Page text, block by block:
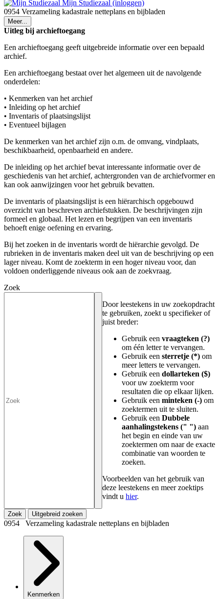
Mijn Studiezaal (inloggen)
0954 Verzameling kadastrale netteplans en bijbladen
Meer...
Uitleg bij archieftoegang
Een archieftoegang geeft uitgebreide informatie over een bepaald
archief.
Een archieftoegang bestaat over het algemeen uit de navolgende
onderdelen:
• Kenmerken van het archief
• Inleiding op het archief
• Inventaris of plaatsingslijst
• Eventueel bijlagen
De kenmerken van het archief zijn o.m. de omvang, vindplaats,
beschikbaarheid, openbaarheid en andere.
De inleiding op het archief bevat interessante informatie over de
geschiedenis van het archief, achtergronden van de archiefvormer en
kan ook aanwijzingen voor het gebruik bevatten.
De inventaris of plaatsingslijst is een hiërarchisch opgebouwd
overzicht van beschreven archiefstukken. De beschrijvingen zijn
formeel en globaal. Het lezen en begrijpen van een inventaris
behoeft enige oefening en ervaring.
Bij het zoeken in de inventaris wordt de hiërarchie gevolgd. De
rubrieken in de inventaris maken deel uit van de beschrijving op een
lager niveau. Komt de zoekterm in een hoger niveau voor, dan
voldoen onderliggende niveaus ook aan de zoekvraag.
Zoek
Door leestekens in uw zoekopdracht
te gebruiken, zoekt u specifieker of
juist breder:
Gebruik een vraagteken (?)
om één letter te vervangen.
Gebruik een sterretje (*) om
meer letters te vervangen.
Gebruik een dollarteken ($)
voor uw zoekterm voor
resultaten die op elkaar lijken.
Gebruik een minteken (-) om
zoektermen uit te sluiten.
Gebruik een Dubbele
aanhalingstekens (" ") aan
het begin en einde van uw
zoektermen om naar de exacte
combinatie van woorden te
zoeken.
Voorbeelden van het gebruik van
deze leestekens en meer zoektips
vindt u hier.
Zoek Uitgebreid zoeken
0954 Verzameling kadastrale netteplans en bijbladen
Kenmerken